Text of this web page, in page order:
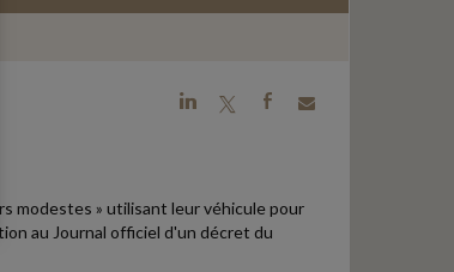
j a b
modestes » utilisant leur véhicule pour
au Journal officiel d'un décret du